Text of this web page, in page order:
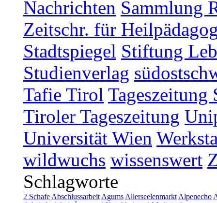
Nachrichten Sammlung
Zeitschr. für
Stadtspiegel Stiftung
Studienverlag
Tafie Tirol Tageszeitung
Tiroler Tageszeitung
Universität Wien
wildwuchs wissenswert
Schlagworte
2 Schafe Abschlussarbeit Agums Allerseelenmarkt Alpenecho